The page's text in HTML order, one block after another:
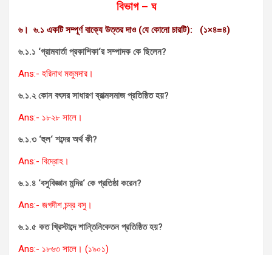
বিভাগ– ঘ
৬। ৬.১ একটি সম্পূর্ণ বাক্যে উত্তর দাও (যে কোনো চারটি): (১×৪=৪)
৬.১.১ ‘গ্রামবার্তা প্রকাশিকা‘র সম্পাদক কে ছিলেন?
Ans:- হরিনাথ মজুমদার।
৬.১.২ কোন বৎসর সাধারণ ব্রাত্মসমাজ প্রতিষ্ঠিত হয়?
Ans:- ১৮২৮ সালে।
৬.১.৩ ‘হুল‘ শব্দের অর্থ কী?
Ans:- বিদ্রোহ।
৬.১.৪ ‘বসুবিজ্ঞান মন্দির‘ কে প্রতিষ্ঠা করেন?
Ans:- জগদীশ চন্দ্র বসু।
৬.১.৫ কত খ্রিস্টাব্দে শান্তিনিকেতন প্রতিষ্ঠিত হয়?
Ans:- ১৮৬৩ সালে। (১৯০১)